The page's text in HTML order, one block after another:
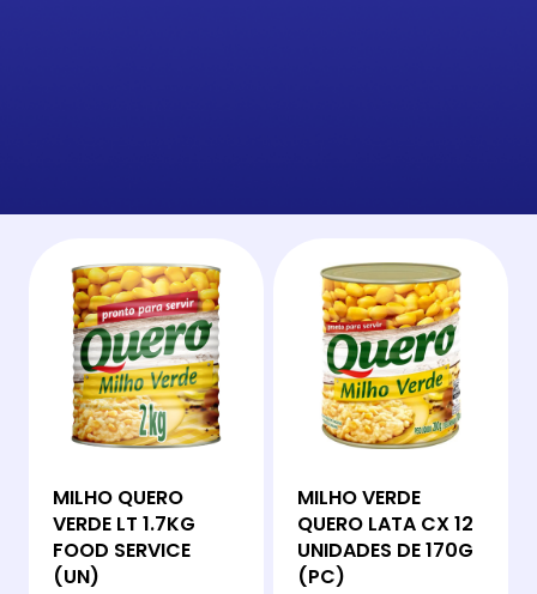
MILHO QUERO
VERDE LT 1.7KG
FOOD SERVICE
(UN)
MILHO VERDE
QUERO LATA CX 12
UNIDADES DE 170G
(PC)